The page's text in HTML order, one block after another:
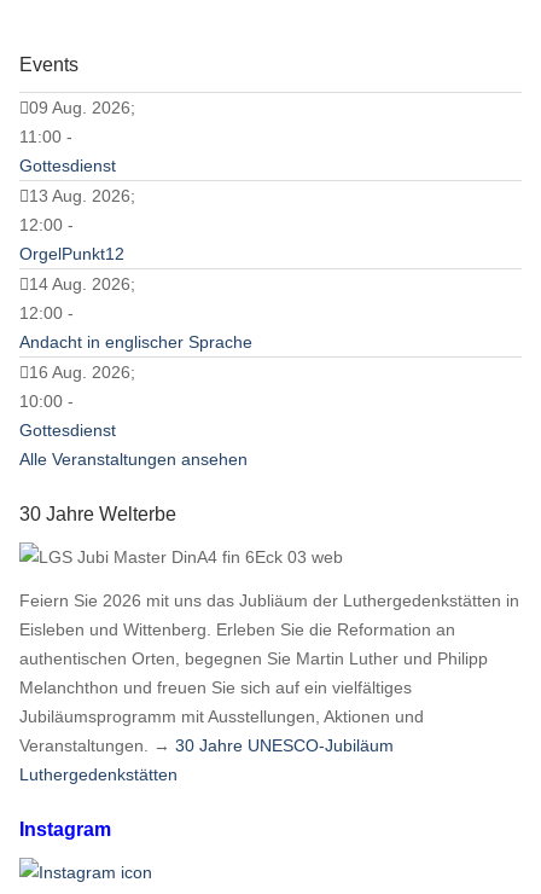
Events
09 Aug. 2026;
11:00 -
Gottesdienst
13 Aug. 2026;
12:00 -
OrgelPunkt12
14 Aug. 2026;
12:00 -
Andacht in englischer Sprache
16 Aug. 2026;
10:00 -
Gottesdienst
Alle Veranstaltungen ansehen
30 Jahre Welterbe
Feiern Sie 2026 mit uns das Jubliäum der Luthergedenkstätten in
Eisleben und Wittenberg. Erleben Sie die Reformation an
authentischen Orten, begegnen Sie Martin Luther und Philipp
Melanchthon und freuen Sie sich auf ein vielfältiges
Jubiläumsprogramm mit Ausstellungen, Aktionen und
Veranstaltungen. → 30 Jahre UNESCO-Jubiläum
Luthergedenkstätten
Instagram